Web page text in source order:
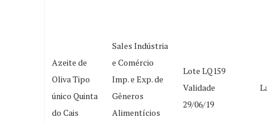
Azeite de
Oliva Tipo
único Quinta
do Cais
Sales Indústria
e Comércio
Imp. e Exp. de
Gêneros
Alimentícios
Lote LQ159
Validade
29/06/19